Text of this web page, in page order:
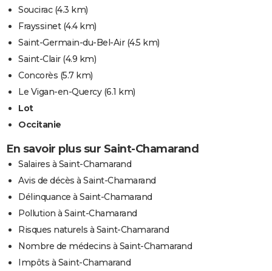
Soucirac(4.3 km)
Frayssinet(4.4 km)
Saint-Germain-du-Bel-Air(4.5 km)
Saint-Clair(4.9 km)
Concorès (5.7 km)
Le Vigan-en-Quercy(6.1 km)
Lot
Occitanie
En savoir plus sur Saint-Chamarand
Salaires à Saint-Chamarand
Avis de décès à Saint-Chamarand
Délinquance à Saint-Chamarand
Pollution à Saint-Chamarand
Risques naturels à Saint-Chamarand
Nombre de médecins à Saint-Chamarand
Impôts à Saint-Chamarand